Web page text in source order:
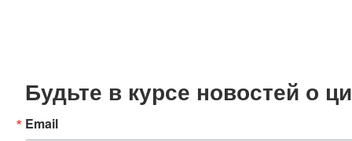
Будьте в курсе новостей о
Email